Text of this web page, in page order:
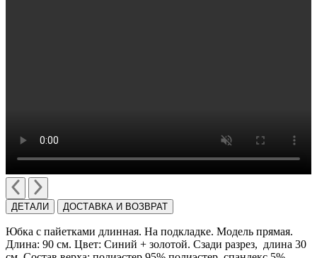
ДЕТАЛИ ДОСТАВКА И ВОЗВРАТ
Юбка с пайетками длинная. На подкладке. Модель прямая.
Длина: 90 см. Цвет: Синий + золотой. Cзади разрез, длина 30